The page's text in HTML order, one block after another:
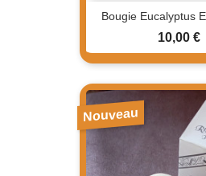
Bougie Eucalyptus
Prix
10,00 €
Nouveau